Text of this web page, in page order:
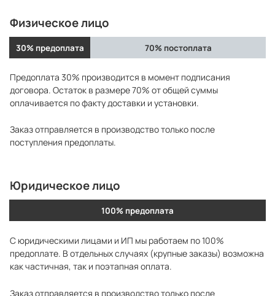
Физическое лицо
30% предоплата 70% постоплата
Предоплата 30% производится в момент подписания
договора. Остаток в размере 70% от общей суммы
оплачивается по факту доставки и установки.
Заказ отправляется в производство только после
поступления предоплаты.
Юридическое лицо
100% предоплата
С юридическими лицами и ИП мы работаем по 100%
предоплате. В отдельных случаях (крупные заказы) возможна
как частичная, так и поэтапная оплата.
Заказ отправляется в производство только после